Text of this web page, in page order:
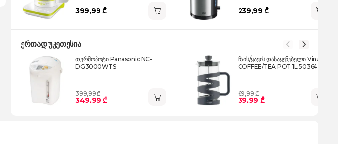
399,99 ₾ 239,99 ₾
ერთად უკეთესია
თერმოპოტი Panasonic NC-
DG3000WTS
399,99 ₾
349,99 ₾
ჩაის/ყავის დასაყენებელი Vinzer
COFFEE/TEA POT 1L 50364
69,99 ₾
39,99 ₾